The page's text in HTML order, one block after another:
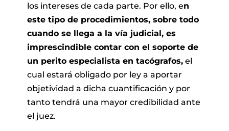
los intereses de cada parte. Por ello, en
este tipo de procedimientos, sobre todo
cuando se llega a la vía judicial, es
imprescindible contar con el soporte de
un perito especialista en tacógrafos,el
cual estará obligado por ley a aportar
objetividad a dicha cuantificación y por
tanto tendrá una mayor credibilidad ante
el juez.